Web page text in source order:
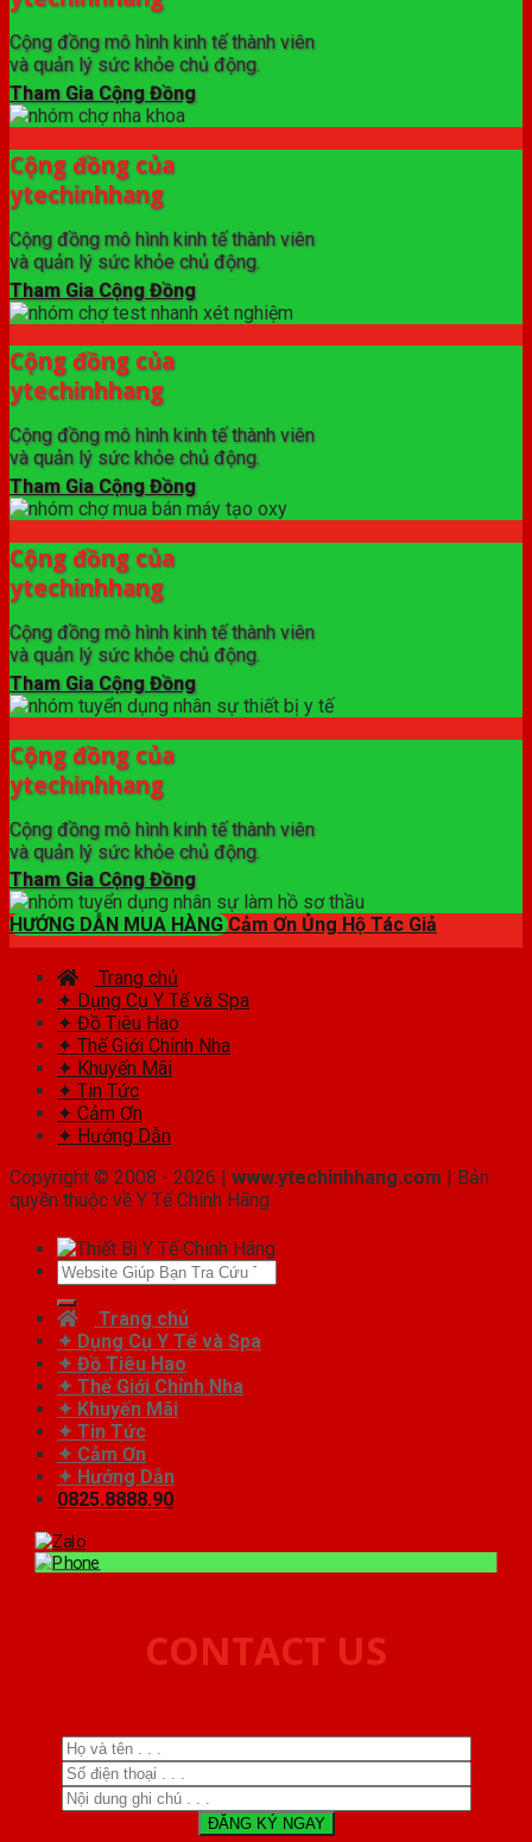
Cộng đồng mô hình kinh tế thành viên
và quản lý sức khỏe chủ động.
Tham Gia Cộng Đồng
Cộng đồng của
ytechinhhang
Cộng đồng mô hình kinh tế thành viên
và quản lý sức khỏe chủ động.
Tham Gia Cộng Đồng
Cộng đồng của
ytechinhhang
Cộng đồng mô hình kinh tế thành viên
và quản lý sức khỏe chủ động.
Tham Gia Cộng Đồng
Cộng đồng của
ytechinhhang
Cộng đồng mô hình kinh tế thành viên
và quản lý sức khỏe chủ động.
Tham Gia Cộng Đồng
Cộng đồng của
ytechinhhang
Cộng đồng mô hình kinh tế thành viên
và quản lý sức khỏe chủ động.
Tham Gia Cộng Đồng
HƯỚNG DẪN MUA HÀNG Cảm Ơn Ủng Hộ Tác Giả
Trang chủ
✦ Dụng Cụ Y Tế và Spa
✦ Đồ Tiêu Hao
✦ Thế Giới Chỉnh Nha
✦ Khuyến Mãi
✦ Tin Tức
✦ Cảm Ơn
✦ Hướng Dẫn
Copyright © 2008 - 2026 |
www.ytechinhhang.com | Bản
quyền thuộc về Y Tế Chính Hãng
Tìm
Trang chủ
✦ Dụng Cụ Y Tế và Spa
✦ Đồ Tiêu Hao
✦ Thế Giới Chỉnh Nha
✦ Khuyến Mãi
✦ Tin Tức
✦ Cảm Ơn
✦ Hướng Dẫn
0825.8888.90
CONTACT US